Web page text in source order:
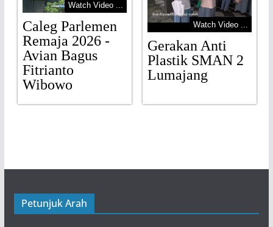
Watch Video ...
Caleg Parlemen
Remaja 2026 -
Avian Bagus
Fitrianto
Wibowo
Watch Video ...
Gerakan Anti
Plastik SMAN 2
Lumajang
Petunjuk Arah